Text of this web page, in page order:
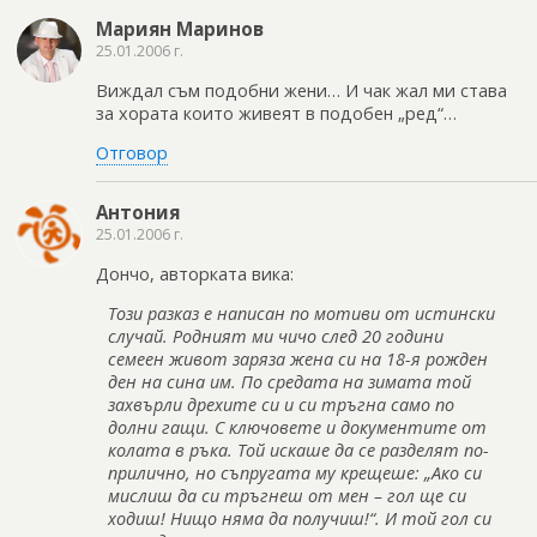
Мариян Маринов
25.01.2006 г.
Виждал съм подобни жени… И чак жал ми става
за хората които живеят в подобен „ред“…
Отговор
Антония
25.01.2006 г.
Дончо, aвторката вика:
Този разказ е написан по мотиви от истински
случай. Родният ми чичо след 20 години
семеен живот заряза жена си на 18-я рожден
ден на сина им. По средата на зимата той
захвърли дрехите си и си тръгна само по
долни гащи. С ключовете и документите от
колата в ръка. Той искаше да се разделят по-
прилично, но съпругата му крещеше: „Ако си
мислиш да си тръгнеш от мен – гол ще си
ходиш! Нищо няма да получиш!“. И той гол си